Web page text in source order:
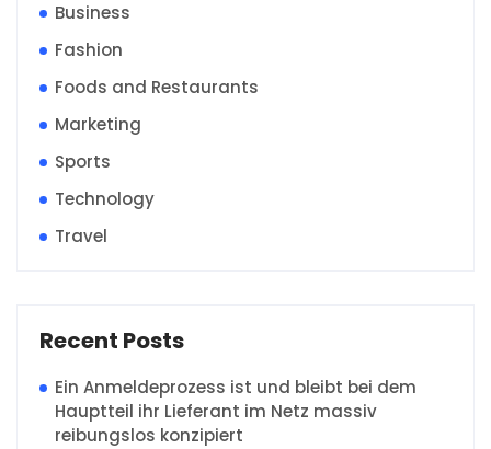
Business
Fashion
Foods and Restaurants
Marketing
Sports
Technology
Travel
Recent Posts
Ein Anmeldeprozess ist und bleibt bei dem
Hauptteil ihr Lieferant im Netz massiv
reibungslos konzipiert